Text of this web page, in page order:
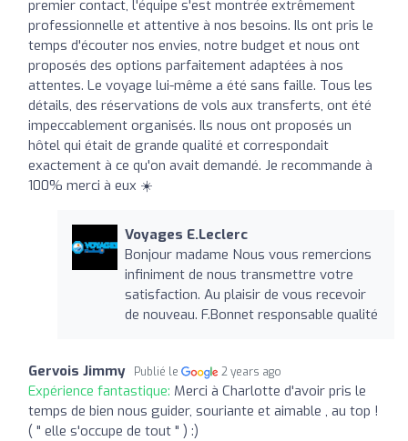
premier contact, l'équipe s'est montrée extrêmement
professionnelle et attentive à nos besoins. Ils ont pris le
temps d'écouter nos envies, notre budget et nous ont
proposés des options parfaitement adaptées à nos
attentes. Le voyage lui-même a été sans faille. Tous les
détails, des réservations de vols aux transferts, ont été
impeccablement organisés. Ils nous ont proposés un
hôtel qui était de grande qualité et correspondait
exactement à ce qu'on avait demandé. Je recommande à
100% merci à eux ☀️
Voyages E.Leclerc
Bonjour madame Nous vous remercions
infiniment de nous transmettre votre
satisfaction. Au plaisir de vous recevoir
de nouveau. F.Bonnet responsable qualité
Gervois Jimmy Publié le 2 years ago
Expérience fantastique: Merci à Charlotte d'avoir pris le
temps de bien nous guider, souriante et aimable , au top !
( " elle s'occupe de tout " ) :)